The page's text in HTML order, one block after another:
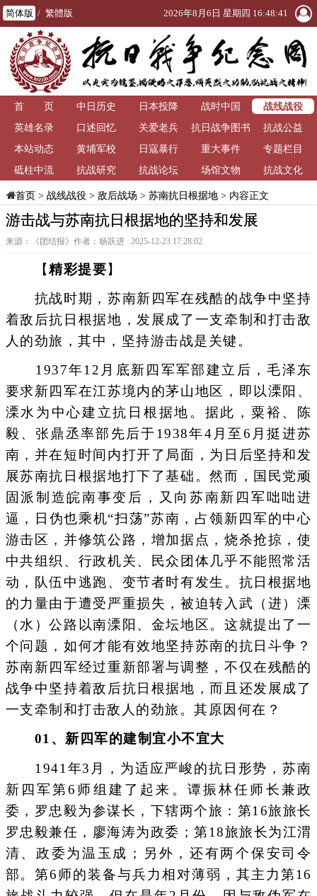
简体版 / 繁體版 2026年8月6日 星期四 16:48:42
首 页 中日历史 日本投降 战时中国
战线战役
英雄名录
口述回忆 关爱老兵
抗日战争图书
馆
抗战公益
本站动态
黄埔军校 日寇暴行 重大事件
专题栏目
砥柱中流
抗战研究 抗战论坛 场馆文物 抗战文化
首页> 战线战役> 敌后战场 > 苏南抗日根据地> 内容正文
游击战与苏南抗日根据地的坚持和发展
来源：《团结报》作者：杨跃进 2025-12-23 17:28:02
【精彩提要】
抗战时期，苏南新四军在残酷的战争中坚持
着敌后抗日根据地，发展成了一支牵制和打击敌
人的劲旅，其中，坚持游击战是关键。
1937年12月底新四军军部建立后，毛泽东
要求新四军在江苏境内的茅山地区，即以溧阳、
溧水为中心建立抗日根据地。据此，粟裕、陈
毅、张鼎丞率部先后于1938年4月至6月挺进苏
南，并在短时间内打开了局面，为日后坚持和发
展苏南抗日根据地打下了基础。然而，国民党顽
固派制造皖南事变后，又向苏南新四军咄咄进
逼，日伪也乘机“扫荡”苏南，占领新四军的中心
游击区，并修筑公路，增加据点，烧杀抢掠，使
中共组织、行政机关、民众团体几乎不能照常活
动，队伍中逃跑、变节者时有发生。抗日根据地
的力量由于遭受严重损失，被迫转入武（进）溧
（水）公路以南溧阳、金坛地区。这就提出了一
个问题，如何才能有效地坚持苏南的抗日斗争？
苏南新四军经过重新部署与调整，不仅在残酷的
战争中坚持着敌后抗日根据地，而且还发展成了
一支牵制和打击敌人的劲旅。其原因何在？
01、 新四军的建制宜小不宜大
1941年3月，为适应严峻的抗日形势，苏南
新四军第6师组建了起来。谭振林任师长兼政
委，罗忠毅为参谋长，下辖两个旅：第16旅旅长
罗忠毅兼任，廖海涛为政委；第18旅旅长为江渭
清、政委为温玉成；另外，还有两个保安司令
部。第6师的装备与兵力相对薄弱，其主力第16